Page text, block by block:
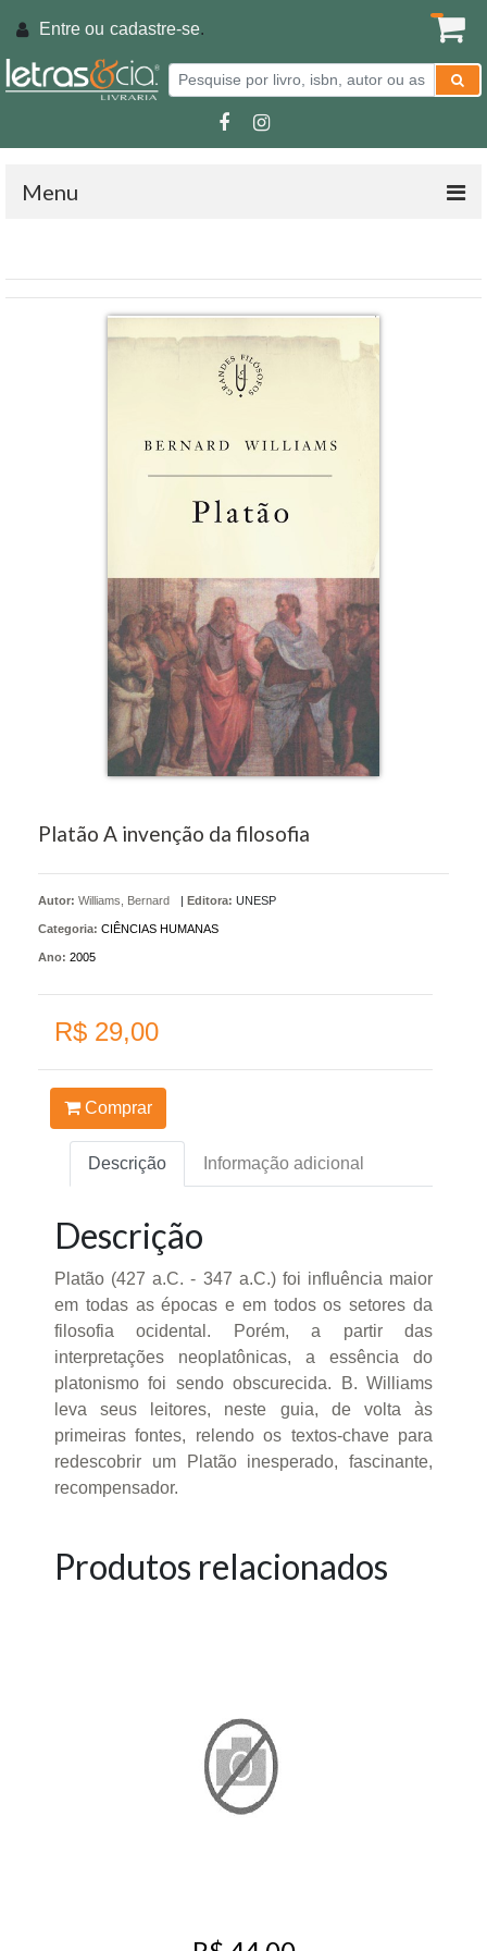
Entre ou cadastre-se.
Menu
Platão A invenção da filosofia
Autor: Williams, Bernard | Editora: UNESP
Categoria: CIÊNCIAS HUMANAS
Ano: 2005
R$ 29,00
Comprar
Descrição Informação adicional
Descrição
Platão (427 a.C. - 347 a.C.) foi influência maior
em todas as épocas e em todos os setores da
filosofia ocidental. Porém, a partir das
interpretações neoplatônicas, a essência do
platonismo foi sendo obscurecida. B. Williams
leva seus leitores, neste guia, de volta às
primeiras fontes, relendo os textos-chave para
redescobrir um Platão inesperado, fascinante,
recompensador.
Produtos relacionados